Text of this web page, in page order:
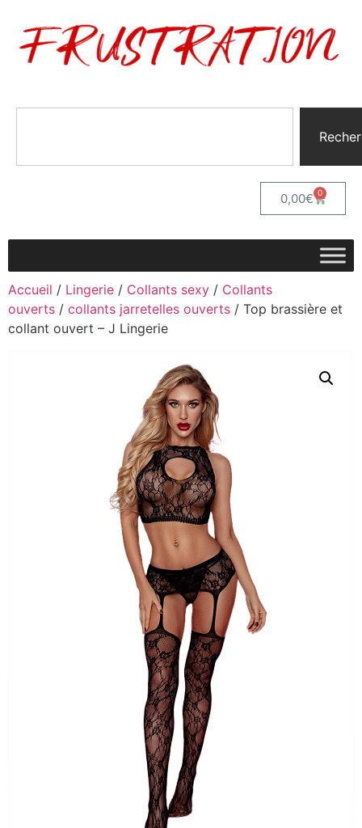
0,00€ 0
Accueil / Lingerie / Collants sexy / Collants
ouverts / collants jarretelles ouvert​s / Top brassière et
collant ouvert – J Lingerie